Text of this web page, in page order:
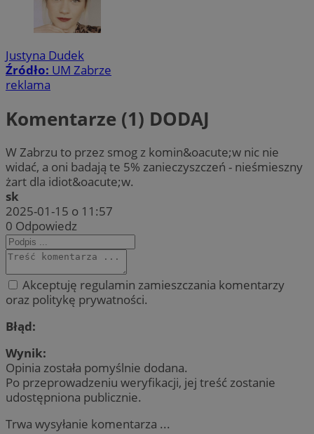
Justyna Dudek
Źródło: UM Zabrze
reklama
Komentarze (1) DODAJ
W Zabrzu to przez smog z komin&oacute;w nic nie
widać, a oni badają te 5% zanieczyszczeń - nieśmieszny
żart dla idiot&oacute;w.
sk
2025-01-15 o 11:57
0 Odpowiedz
Akceptuję regulamin zamieszczania komentarzy
oraz politykę prywatności.
Błąd:
Wynik:
Opinia została pomyślnie dodana.
Po przeprowadzeniu weryfikacji, jej treść zostanie
udostępniona publicznie.
Trwa wysyłanie komentarza ...